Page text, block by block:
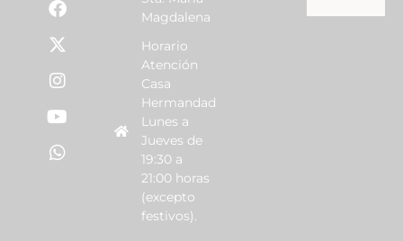
Magdalena
Horario
Atención
Casa
Hermandad
Lunes a
Jueves de
19:30 a
21:00 horas
(excepto
festivos).